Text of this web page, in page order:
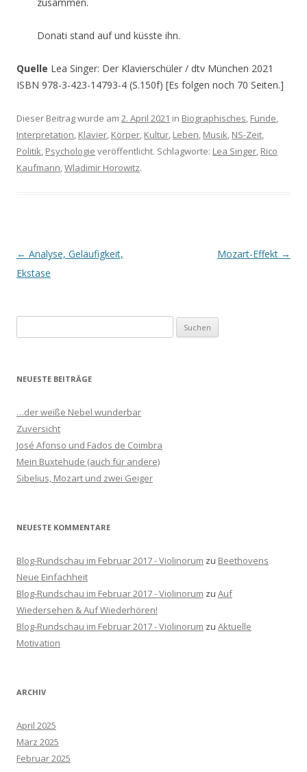
Donati stand auf und küsste ihn.
Quelle Lea Singer: Der Klavierschüler / dtv München 2021
ISBN 978-3-423-14793-4 (S.150f) [Es folgen noch 70 Seiten.]
Dieser Beitrag wurde am 2. April 2021 in Biographisches, Funde,
Interpretation, Klavier, Körper, Kultur, Leben, Musik, NS-Zeit,
Politik, Psychologie veröffentlicht. Schlagworte: Lea Singer, Rico
Kaufmann,Wladimir Horowitz.
Beitrags-
Navigation
← Analyse, Geläufigkeit,
Ekstase
Mozart-Effekt →
u
h
n
a
c
h
NEUESTE BEITRÄGE
…der weiße Nebel wunderbar
Zuversicht
José Afonso und Fados de Coimbra
Mein Buxtehude (auch für andere)
Sibelius, Mozart und zwei Geiger
NEUESTE KOMMENTARE
Blog-Rundschau im Februar 2017 - Violinorum zu Beethovens
Neue Einfachheit
Blog-Rundschau im Februar 2017 - Violinorum zu Auf
Wiedersehen & Auf Wiederhören!
Blog-Rundschau im Februar 2017 - Violinorum zu Aktuelle
Motivation
ARCHIV
April 2025
März 2025
Februar 2025